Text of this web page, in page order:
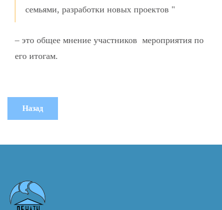
семьями, разработки новых проектов "
– это общее мнение участников мероприятия по
его итогам.